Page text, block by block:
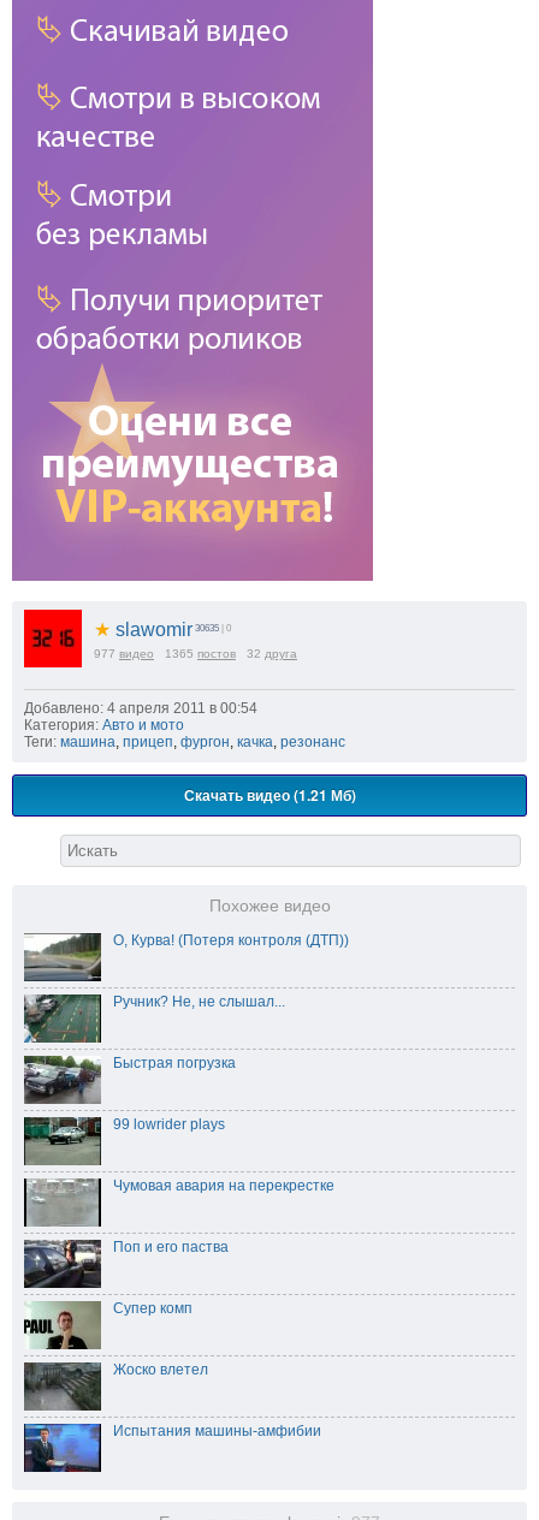
★ slawomir 30635 | 0
977 видео 1365 постов 32 друга
Добавлено: 4 апреля 2011 в 00:54
Категория: Авто и мото
Теги: машина, прицеп, фургон, качка, резонанс
Скачать видео (1.21 Мб)
Похожее видео
О, Курва! (Потеря контроля (ДТП))
Ручник? Не, не слышал...
Быстрая погрузка
99 lowrider plays
Чумовая авария на перекрестке
Поп и его паства
Супер комп
Жоско влетел
Испытания машины-амфибии